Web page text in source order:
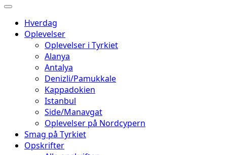
Hverdag
Oplevelser
Oplevelser i Tyrkiet
Alanya
Antalya
Denizli/Pamukkale
Kappadokien
Istanbul
Side/Manavgat
Oplevelser på Nordcypern
Smag på Tyrkiet
Opskrifter